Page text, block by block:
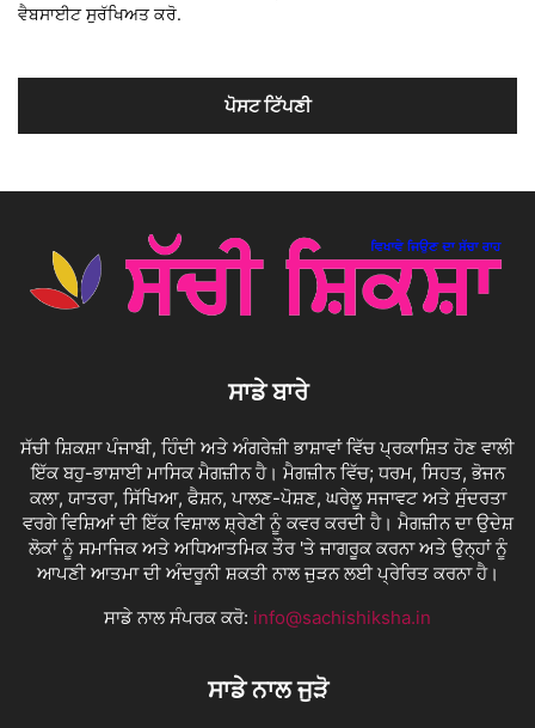
ਵੈਬਸਾਈਟ ਸੁਰੱਖਿਅਤ ਕਰੋ.
ਸਾਡੇ ਬਾਰੇ
ਸੱਚੀ ਸ਼ਿਕਸ਼ਾ ਪੰਜਾਬੀ, ਹਿੰਦੀ ਅਤੇ ਅੰਗਰੇਜ਼ੀ ਭਾਸ਼ਾਵਾਂ ਵਿੱਚ ਪ੍ਰਕਾਸ਼ਿਤ ਹੋਣ ਵਾਲੀ
ਇੱਕ ਬਹੁ-ਭਾਸ਼ਾਈ ਮਾਸਿਕ ਮੈਗਜ਼ੀਨ ਹੈ। ਮੈਗਜ਼ੀਨ ਵਿੱਚ; ਧਰਮ, ਸਿਹਤ, ਭੋਜਨ
ਕਲਾ, ਯਾਤਰਾ, ਸਿੱਖਿਆ, ਫੈਸ਼ਨ, ਪਾਲਣ-ਪੋਸ਼ਣ, ਘਰੇਲੂ ਸਜਾਵਟ ਅਤੇ ਸੁੰਦਰਤਾ
ਵਰਗੇ ਵਿਸ਼ਿਆਂ ਦੀ ਇੱਕ ਵਿਸ਼ਾਲ ਸ਼੍ਰੇਣੀ ਨੂੰ ਕਵਰ ਕਰਦੀ ਹੈ। ਮੈਗਜ਼ੀਨ ਦਾ ਉਦੇਸ਼
ਲੋਕਾਂ ਨੂੰ ਸਮਾਜਿਕ ਅਤੇ ਅਧਿਆਤਮਿਕ ਤੌਰ 'ਤੇ ਜਾਗਰੂਕ ਕਰਨਾ ਅਤੇ ਉਨ੍ਹਾਂ ਨੂੰ
ਆਪਣੀ ਆਤਮਾ ਦੀ ਅੰਦਰੂਨੀ ਸ਼ਕਤੀ ਨਾਲ ਜੁੜਨ ਲਈ ਪ੍ਰੇਰਿਤ ਕਰਨਾ ਹੈ।
ਸਾਡੇ ਨਾਲ ਸੰਪਰਕ ਕਰੋ: info@sachishiksha.in
ਸਾਡੇ ਨਾਲ ਜੁੜੋ